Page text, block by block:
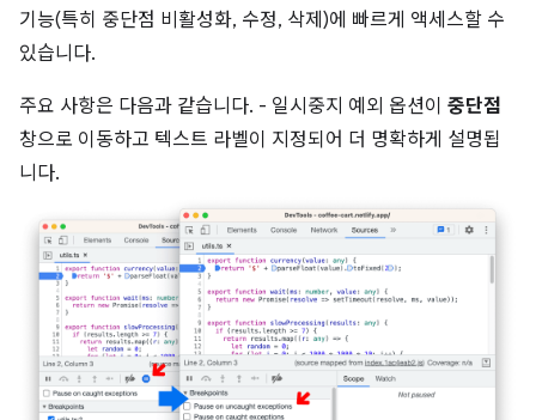
기능(특히 중단점 비활성화, 수정, 삭제)에 빠르게 액세스할 수
있습니다.
주요 사항은 다음과 같습니다. - 일시중지 예외 옵션이 중단점
창으로 이동하고 텍스트 라벨이 지정되어 더 명확하게 설명됩
니다.